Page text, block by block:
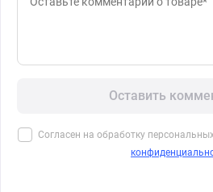
Оставить
Согласен на обработку